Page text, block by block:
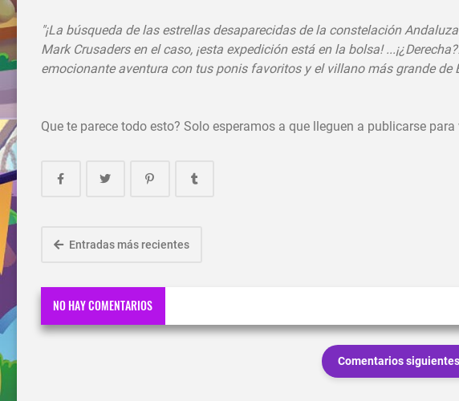
"¡La búsqueda de las estrellas desaparecidas de la constelación
Mark Crusaders en el caso, ¡esta expedición está en la bolsa!
emocionante aventura con tus ponis favoritos y el villano más grande de
Que te parece todo esto? Solo esperamos a que lleguen a publicarse
Entradas más recientes
NO HAY COMENTARIOS
Comentarios